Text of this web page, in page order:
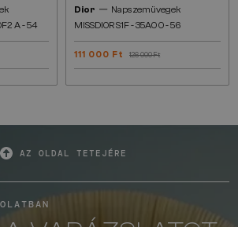
A - 54
Dior — Napszemüvegek
MISSDIOR S1F - 35A0 O - 56
111 000 Ft 126 000 Ft
AZ OLDAL TETEJÉRE